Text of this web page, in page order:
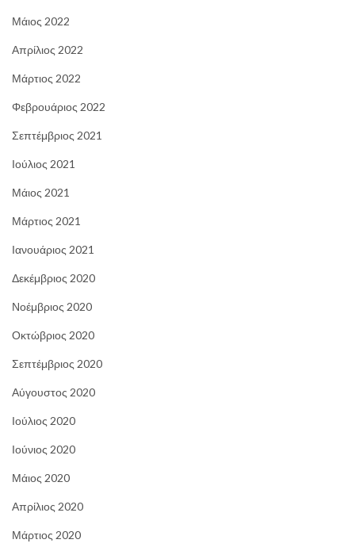
Μάιος 2022
Απρίλιος 2022
Μάρτιος 2022
Φεβρουάριος 2022
Σεπτέμβριος 2021
Ιούλιος 2021
Μάιος 2021
Μάρτιος 2021
Ιανουάριος 2021
Δεκέμβριος 2020
Νοέμβριος 2020
Οκτώβριος 2020
Σεπτέμβριος 2020
Αύγουστος 2020
Ιούλιος 2020
Ιούνιος 2020
Μάιος 2020
Απρίλιος 2020
Μάρτιος 2020